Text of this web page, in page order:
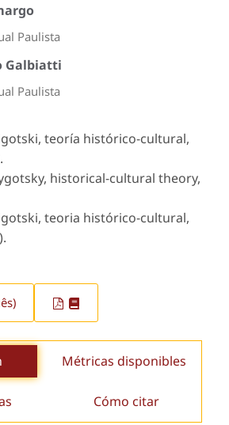
Paulista
Galbiatti
Paulista
teoría histórico-cultural,
historical-cultural theory,
teoria histórico-cultural,
Métricas disponibles
Cómo citar